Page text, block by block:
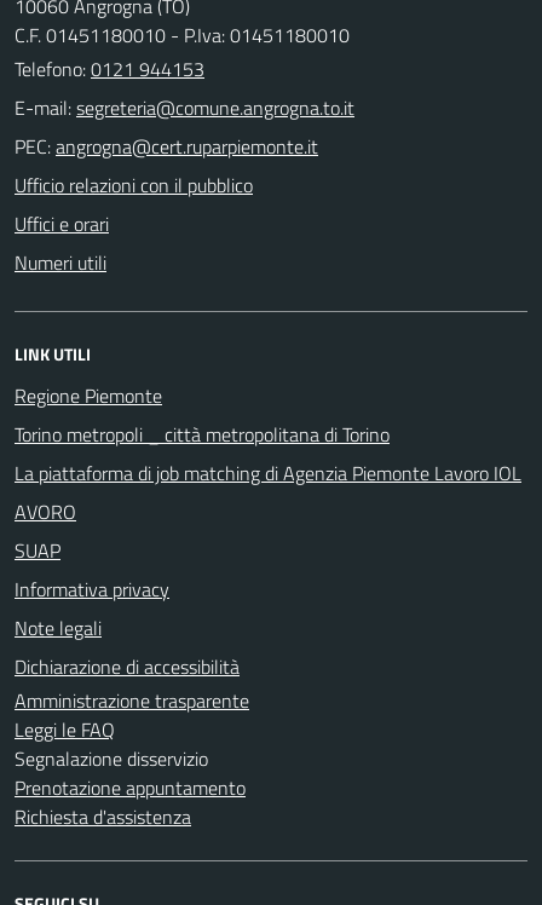
C.F. 01451180010 - P.Iva: 01451180010
Telefono:0121 944153
E-mail:
PEC:
Ufficio relazioni con il pubblico
Uffici e orari
Numeri utili
LINK UTILI
Regione Piemonte
Torino metropoli _ città metropolitana di Torino
La piattaforma di job matching di Agenzia Piemonte Lavoro IOL
AVORO
SUAP
Informativa privacy
Note legali
Dichiarazione di accessibilità
Amministrazione trasparente
Leggi le FAQ
Segnalazione disservizio
Prenotazione appuntamento
Richiesta d'assistenza